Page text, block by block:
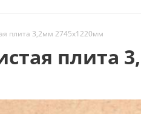
плита 3,2мм 2745х1220мм
плита